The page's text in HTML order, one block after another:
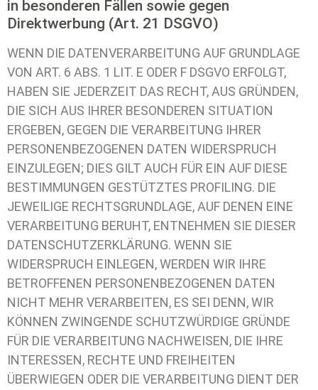
in besonderen Fällen sowie gegen
Direktwerbung (Art. 21 DSGVO)
WENN DIE DATENVERARBEITUNG AUF GRUNDLAGE
VON ART. 6 ABS. 1 LIT. E ODER F DSGVO ERFOLGT,
HABEN SIE JEDERZEIT DAS RECHT, AUS GRÜNDEN,
DIE SICH AUS IHRER BESONDEREN SITUATION
ERGEBEN, GEGEN DIE VERARBEITUNG IHRER
PERSONENBEZOGENEN DATEN WIDERSPRUCH
EINZULEGEN; DIES GILT AUCH FÜR EIN AUF DIESE
BESTIMMUNGEN GESTÜTZTES PROFILING. DIE
JEWEILIGE RECHTSGRUNDLAGE, AUF DENEN EINE
VERARBEITUNG BERUHT, ENTNEHMEN SIE DIESER
DATENSCHUTZERKLÄRUNG. WENN SIE
WIDERSPRUCH EINLEGEN, WERDEN WIR IHRE
BETROFFENEN PERSONENBEZOGENEN DATEN
NICHT MEHR VERARBEITEN, ES SEI DENN, WIR
KÖNNEN ZWINGENDE SCHUTZWÜRDIGE GRÜNDE
FÜR DIE VERARBEITUNG NACHWEISEN, DIE IHRE
INTERESSEN, RECHTE UND FREIHEITEN
ÜBERWIEGEN ODER DIE VERARBEITUNG DIENT DER